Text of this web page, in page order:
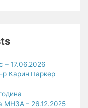
– 17.06.2026
Карин Паркер
МНЗА – 26.12.2025